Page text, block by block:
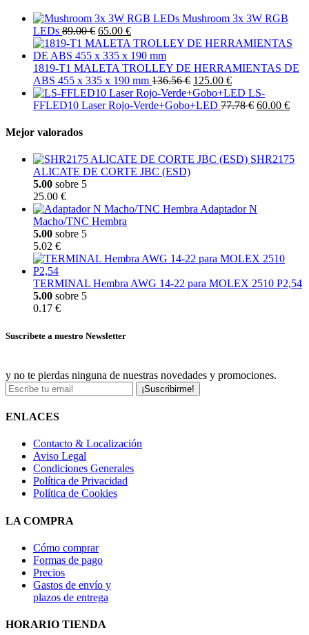
Mushroom 3x 3W RGB
LEDs 89.00 € 65.00 €
1819-T1 MALETA TROLLEY DE HERRAMIENTAS DE
ABS 455 x 335 x 190 mm 136.56 € 125.00 €
LS-
FFLED10 Laser Rojo-Verde+Gobo+LED 77.78 € 60.00 €
Mejor valorados
SHR2175
ALICATE DE CORTE JBC (ESD)
5.00 sobre 5
25.00 €
Adaptador N
Macho/TNC Hembra
5.00 sobre 5
5.02 €
TERMINAL Hembra AWG 14-22 para MOLEX 2510 P2,54
5.00 sobre 5
0.17 €
Suscríbete a nuestro Newsletter
y no te pierdas ninguna de nuestras novedades y promociones.
¡Suscribirme!
ENLACES
Contacto & Localización
Aviso Legal
Condiciones Generales
Política de Privacidad
Política de Cookies
LA COMPRA
Cómo comprar
Formas de pago
Precios
Gastos de envío y
plazos de entrega
HORARIO TIENDA